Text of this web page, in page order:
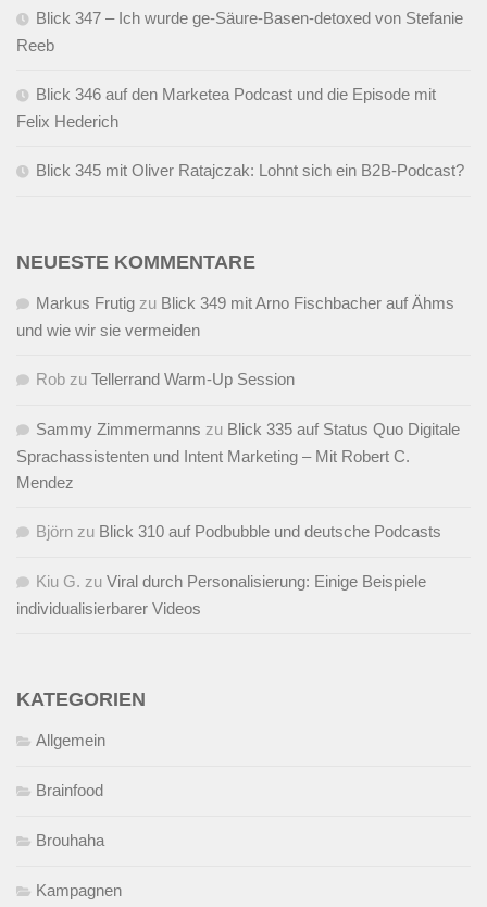
Blick 347 – Ich wurde ge-Säure-Basen-detoxed von Stefanie
Reeb
Blick 346 auf den Marketea Podcast und die Episode mit
Felix Hederich
Blick 345 mit Oliver Ratajczak: Lohnt sich ein B2B-Podcast?
NEUESTE KOMMENTARE
Markus Frutig zu Blick 349 mit Arno Fischbacher auf Ähms
und wie wir sie vermeiden
Rob zu Tellerrand Warm-Up Session
Sammy Zimmermanns zu Blick 335 auf Status Quo Digitale
Sprachassistenten und Intent Marketing – Mit Robert C.
Mendez
Björn zu Blick 310 auf Podbubble und deutsche Podcasts
Kiu G. zu Viral durch Personalisierung: Einige Beispiele
individualisierbarer Videos
KATEGORIEN
Allgemein
Brainfood
Brouhaha
Kampagnen